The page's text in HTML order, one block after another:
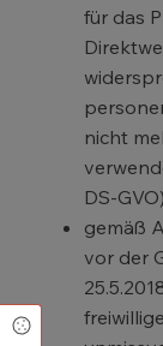
für das
nicht
DS-
gemäß
vor der
Cookie